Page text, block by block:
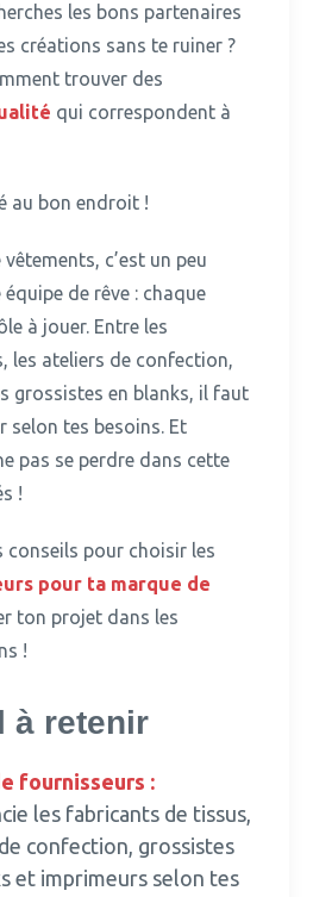
les bons partenaires
créations sans te ruiner ?
trouver des
qui correspondent à
au bon endroit !
c’est un peu
de rêve : chaque
à jouer. Entre les
les ateliers de confection,
grossistes en blanks, il faut
selon tes besoins. Et
pas se perdre dans cette
!
conseils pour choisir les
pour ta marque de
ton projet dans les
!
à retenir
fournisseurs :
les fabricants de tissus,
confection, grossistes
et imprimeurs selon tes